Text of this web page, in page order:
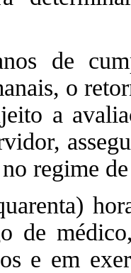
de
o
a
regime
de
e em